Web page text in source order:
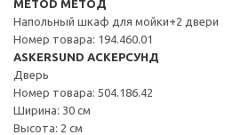
METOD МЕТОД
Напольный шкаф для мойки+2 двери
Номер товара: 194.460.01
ASKERSUND АСКЕРСУНД
Дверь
Номер товара: 504.186.42
Ширина: 30 см
Высота: 2 см